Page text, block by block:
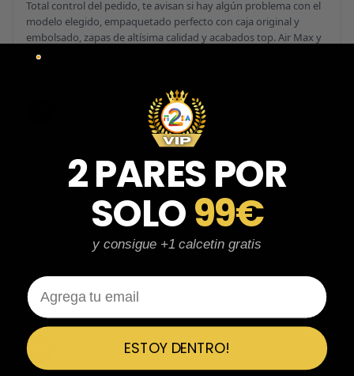
Total control del pedido, te avisan si hay algún problema con el
modelo elegido, empaquetado perfecto con caja original y
embolsado, zapas de altísima calidad y acabados top. Air Max y
Travis Scott espectaculares. Recomendable 100%.
Reseña en Trustpilot
Perfectos y súper serios y atentos
Perfectos y súper serios y atentos. He comprado 5 pares y el
último que acaba de llegar, unas Uptempo de tallaje especial
recomendables.
Emiliano Vega
Reseña en Trustpilot
2 PARES POR
SOLO99€
y consigue +1 calcetin gratis
Email
ESTOY DENTRO!